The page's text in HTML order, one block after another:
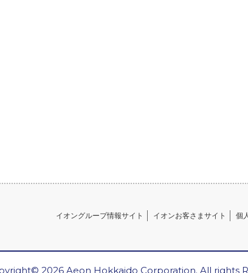
イオングループ情報サイト
イオンお客さまサイト 個
2026 Aeon Hokkaido Corporation. All rights